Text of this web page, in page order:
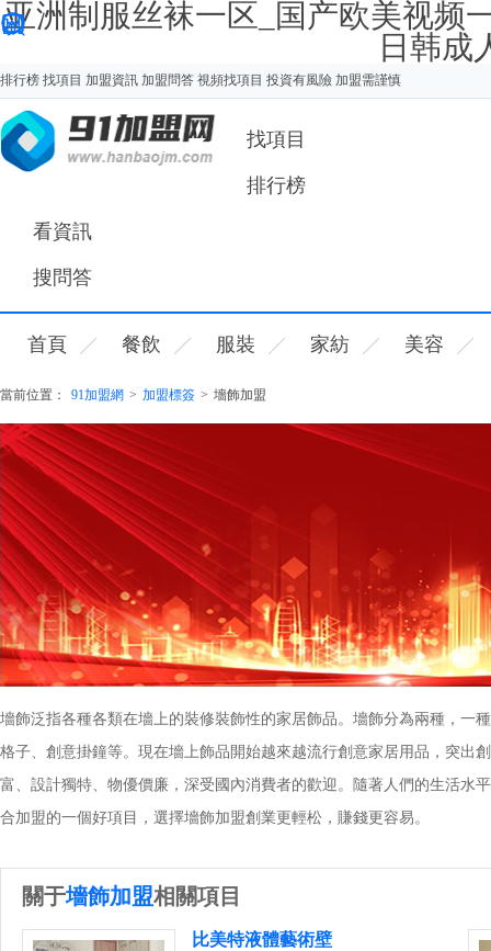
亚洲制服丝袜一区_国产欧美视频
日韩成
排行榜 找項目 加盟資訊 加盟問答 視頻找項目 投資有風險 加盟需謹慎
您好，歡迎來91加盟網！
找項目
排行榜
看資訊
搜問答
首頁 餐飲 服裝 家紡 美容
當前位置： 91加盟網 > 加盟標簽 > 墻飾加盟
墻飾泛指各種各類在墻上的裝修裝飾性的家居飾品。墻飾分為兩種，一
格子、創意掛鐘等。現在墻上飾品開始越來越流行創意家居用品，突出
富、設計獨特、物優價廉，深受國內消費者的歡迎。隨著人們的生活水
合加盟的一個好項目，選擇墻飾加盟創業更輕松，賺錢更容易。
關于墻飾加盟相關項目
比美特液體藝術壁